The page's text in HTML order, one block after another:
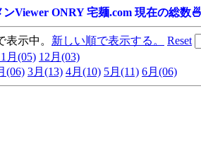
Viewer ONRY 宅麺.com 現在の総数
表示中。 新しい順で表示する。
Reset
月(05) 12月(03)
(06) 3月(13) 4月(10) 5月(11) 6月(06)